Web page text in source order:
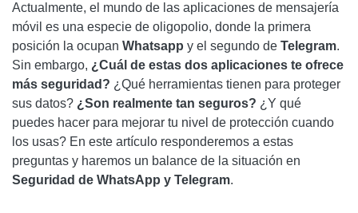
Actualmente, el mundo de las aplicaciones de mensajería
móvil es una especie de oligopolio, donde la primera
posición la ocupan Whatsapp y el segundo de Telegram.
Sin embargo, ¿Cuál de estas dos aplicaciones te ofrece
más seguridad? ¿Qué herramientas tienen para proteger
sus datos? ¿Son realmente tan seguros? ¿Y qué
puedes hacer para mejorar tu nivel de protección cuando
los usas? En este artículo responderemos a estas
preguntas y haremos un balance de la situación en
Seguridad de WhatsApp y Telegram.